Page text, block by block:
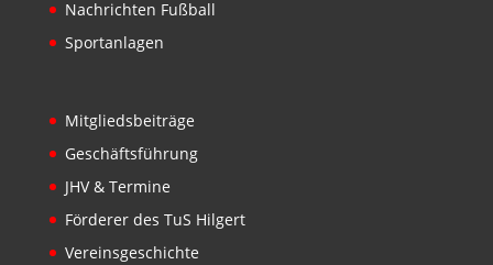
Nachrichten Fußball
Sportanlagen
Mitgliedsbeiträge
Geschäftsführung
JHV & Termine
Förderer des TuS Hilgert
Vereinsgeschichte